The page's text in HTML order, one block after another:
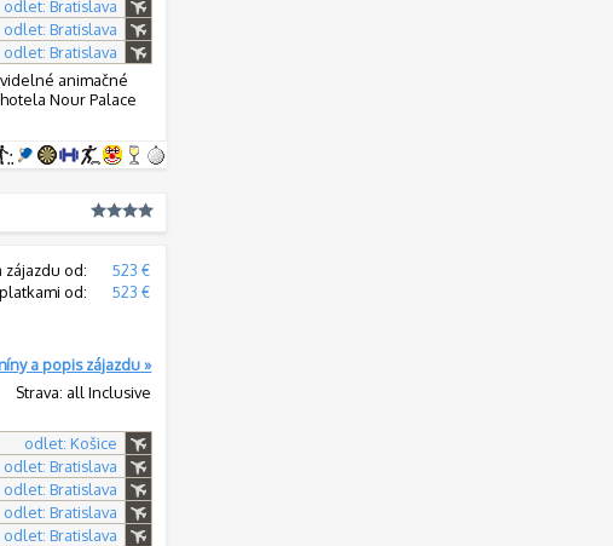
odlet: Bratislava
odlet: Bratislava
odlet: Bratislava
animačné
Nour Palace
zájazdu od:
523 €
od:
523 €
a popis zájazdu »
Strava: all Inclusive
odlet: Košice
odlet: Bratislava
odlet: Bratislava
odlet: Bratislava
odlet: Bratislava